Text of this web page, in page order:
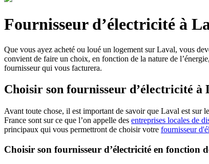
Fournisseur d’électricité à
Que vous ayez acheté ou loué un logement sur Laval, vous
convient de faire un choix, en fonction de la nature de
fournisseur qui vous facturera.
Choisir son fournisseur d’électricité à
Avant toute chose, il est important de savoir que Laval est sur
France sont sur ce que l’on appelle des entreprises locales de
principaux qui vous permettront de choisir votre fournisseur
Choisir son fournisseur d’électricité en fonction